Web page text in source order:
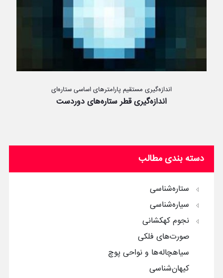
اندازه‌گیری مستقیم پارامترهای اساسی ستاره‌ای
اندازه‌گیری قطر ستاره‌های دوردست
دسته بندی مطالب
ستاره‌شناسی
سیاره‌شناسی
نجوم کهکشانی
صورت‌های فلکی
سیاهچاله‌ها و نواحی پوچ
کیهان‌شناسی